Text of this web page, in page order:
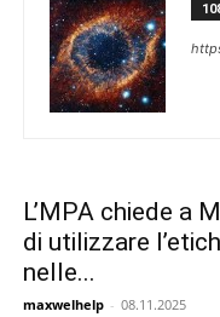
L’MPA chiede a
di utilizzare
nelle...
maxwelhelp - 08.11.2025